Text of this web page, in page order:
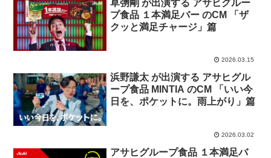
草彅剛 が出演する アサヒグルー
プ食品 １本満足バー のCM 「ザ
クッと満足チャージ」篇
2026.03.15
浜野謙太 が出演する アサヒグル
ープ食品 MINTIA のCM 「いい今
日を、ポケットに。雨上がり」篇
2026.03.02
アサヒグループ食品 １本満足バ